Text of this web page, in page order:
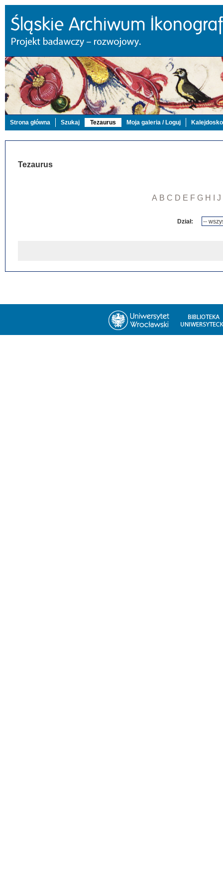
Strona główna Szukaj Tezaurus Moja galeria / Loguj
Tezaurus
A B C D E F G H J
Dział: